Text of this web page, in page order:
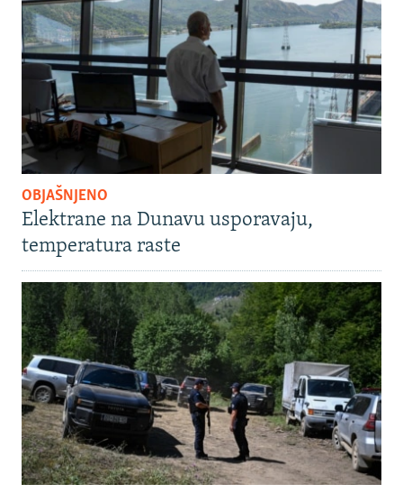
OBJAŠNJENO
Elektrane na Dunavu usporavaju,
temperatura raste